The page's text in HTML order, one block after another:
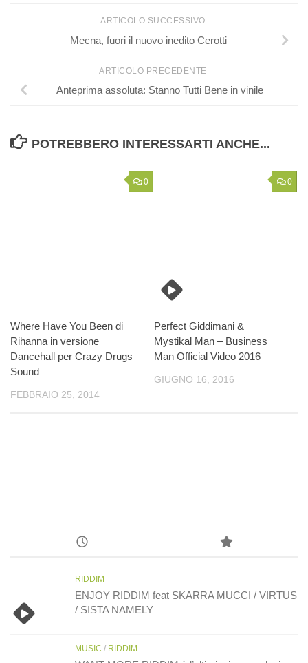
ARTICOLO SUCCESSIVO
Mecna, fuori il nuovo inedito Cerotti
ARTICOLO PRECEDENTE
Anteprima assoluta: Stanno Tutti Bene in vinile
POTREBBERO INTERESSARTI ANCHE...
0
Where Have You Been di
Rihanna in versione
Dancehall per Crazy Drugs
Sound
FEBBRAIO 25, 2014
0
Perfect Giddimani &
Mystikal Man – Business
Man Official Video 2016
GIUGNO 16, 2016
RIDDIM
ENJOY RIDDIM feat SKARRA MUCCI / VIRTUS
/ SISTA NAMELY
MUSIC / RIDDIM